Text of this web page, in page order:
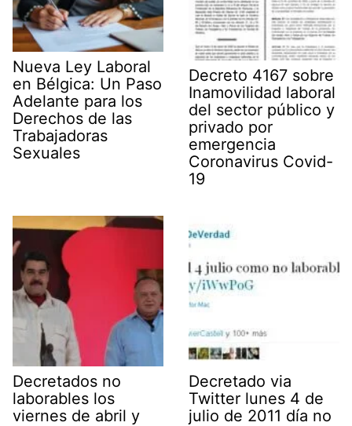
Nueva Ley Laboral
en Bélgica: Un Paso
Adelante para los
Derechos de las
Trabajadoras
Sexuales
Decreto 4167 sobre
Inamovilidad laboral
del sector público y
privado por
emergencia
Coronavirus Covid-
19
Decretados no
laborables los
viernes de abril y
Decretado via
Twitter lunes 4 de
julio de 2011 día no